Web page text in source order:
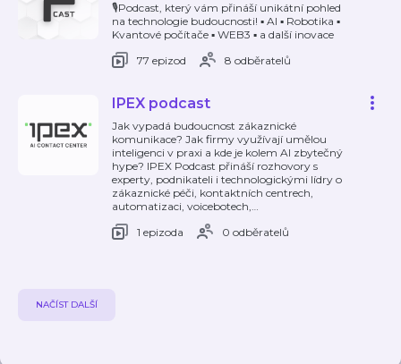
🎙️Podcast, který vám přináší unikátní pohled
na technologie budoucnosti! ▪️ AI ▪️ Robotika ▪️
Kvantové počítače ▪️ WEB3 ▪️ a další inovace
77 epizod
8 odběratelů
IPEX podcast
Jak vypadá budoucnost zákaznické
komunikace? Jak firmy využívají umělou
inteligenci v praxi a kde je kolem AI zbytečný
hype? IPEX Podcast přináší rozhovory s
experty, podnikateli i technologickými lídry o
zákaznické péči, kontaktních centrech,
automatizaci, voicebotech,…
1 epizoda
0 odběratelů
NAČÍST DALŠÍ